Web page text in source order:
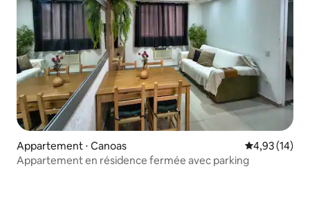
Appartement ⋅ Canoas Évaluation
4,93 (14)
Appartement en résidence fermée avec parking